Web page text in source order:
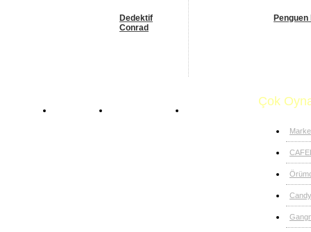
Dedektif
Conrad
Penguen
Çok